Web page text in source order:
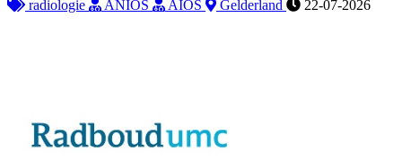
radiologie
ANIOS AIOS Gelderland 22-07-2026